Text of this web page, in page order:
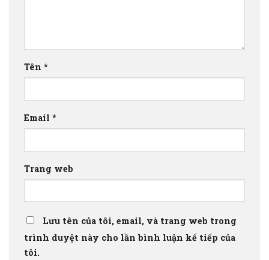
Tên *
Email *
Trang web
Lưu tên của tôi, email, và trang web trong
trình duyệt này cho lần bình luận kế tiếp của
tôi.